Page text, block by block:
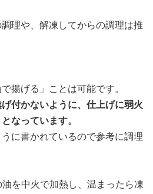
理や、解凍してからの調理は推
揚げる」ことは可能です。
付かないように、仕上げに弱火
なっています。
に書かれているので参考に調理
を中火で加熱し、温まったら凍